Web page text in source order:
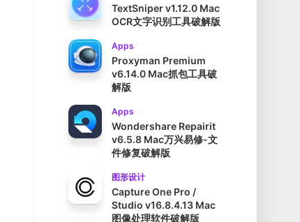
TextSniper v1.12.0 Mac
OCR文字识别工具破解版
Apps
Proxyman Premium
v6.14.0 Mac抓包工具破
解版
Apps
Wondershare Repairit
v6.5.8 Mac万兴易修-文
件修复破解版
图形设计
Capture One Pro /
Studio v16.8.4.13 Mac
图像处理软件破解版